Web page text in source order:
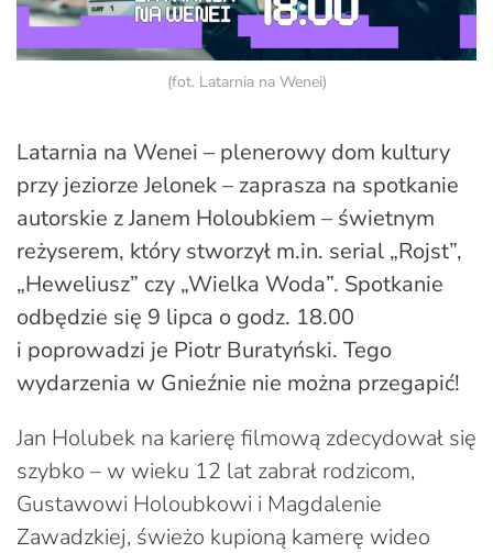
(fot. Latarnia na Wenei)
Latarnia na Wenei – plenerowy dom kultury
przy jeziorze Jelonek – zaprasza na spotkanie
autorskie z Janem Holoubkiem – świetnym
reżyserem, który stworzył m.in. serial „Rojst”,
„Heweliusz” czy „Wielka Woda”. Spotkanie
odbędzie się 9 lipca o godz. 18.00
i poprowadzi je Piotr Buratyński. Tego
wydarzenia w Gnieźnie nie można przegapić!
Jan Holubek na karierę filmową zdecydował się
szybko – w wieku 12 lat zabrał rodzicom,
Gustawowi Holoubkowi i Magdalenie
Zawadzkiej, świeżo kupioną kamerę wideo